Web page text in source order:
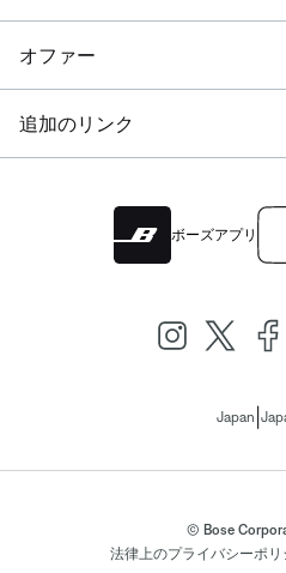
オファー
追加のリンク
ボーズアプリ
Japan
© Bose
法律上のプライバシーポリ